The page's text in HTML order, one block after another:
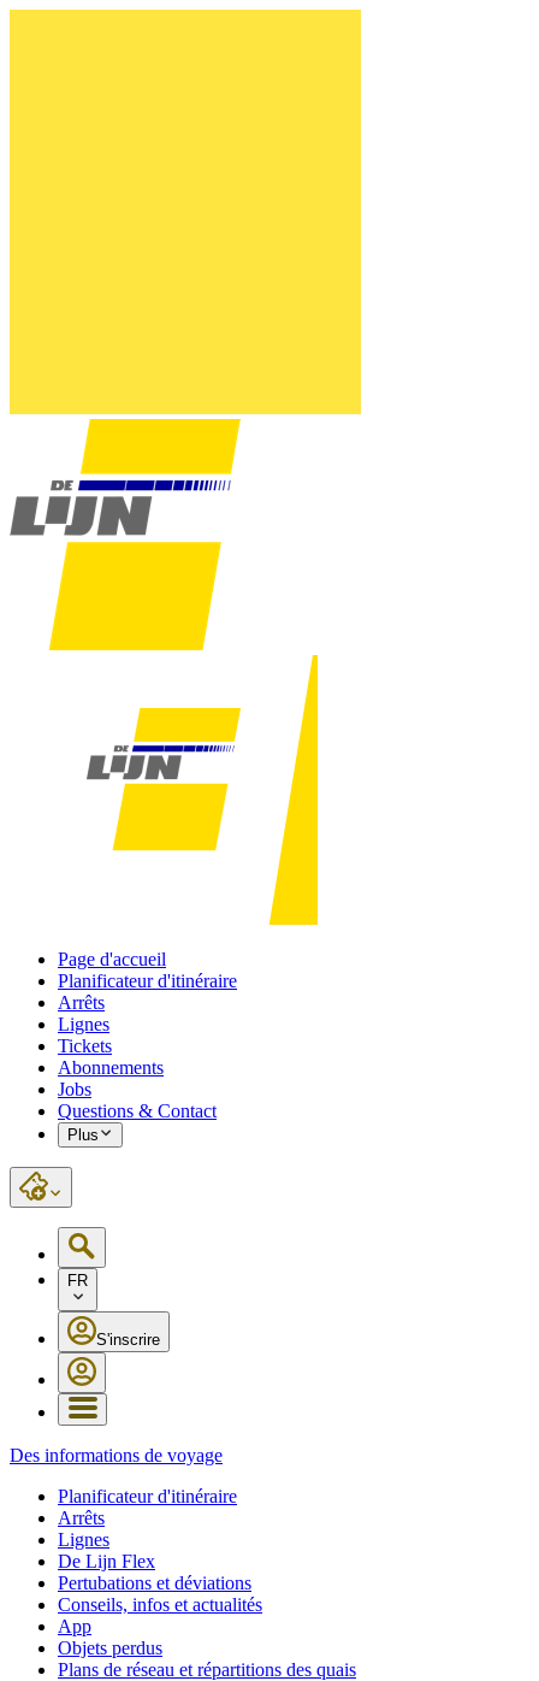
Page d'accueil
Planificateur d'itinéraire
Arrêts
Lignes
Tickets
Abonnements
Jobs
Questions & Contact
Plus
FR
S'inscrire
Des informations de voyage
Planificateur d'itinéraire
Arrêts
Lignes
De Lijn Flex
Pertubations et déviations
Conseils, infos et actualités
App
Objets perdus
Plans de réseau et répartitions des quais